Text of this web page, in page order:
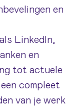
en
LinkedIn,
en
tot actuele
compleet
van je werk